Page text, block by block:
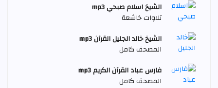
الشيخ اسلام صبحي mp3
تلاوات خاشعة
الشيخ خالد الجليل القرآن mp3
المصحف كامل
فارس عباد القرآن الكريم mp3
المصحف كامل